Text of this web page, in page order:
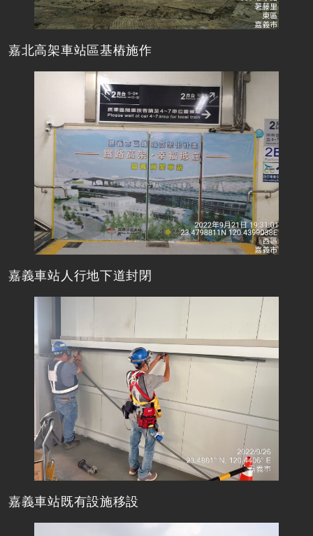
嘉北高架車站區基樁施作
嘉義車站人行地下道封閉
嘉義車站既有設施移設